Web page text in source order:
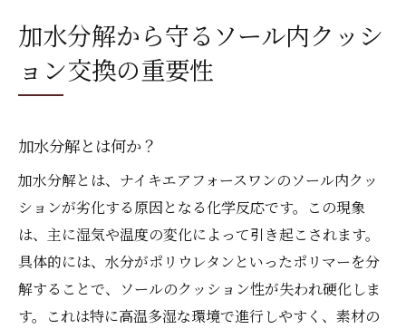
加水分解から守るソール内クッシ
ョン交換の重要性
加水分解とは何か？
加水分解とは、ナイキエアフォースワンのソール内クッ
ションが劣化する原因となる化学反応です。この現象
は、主に湿気や温度の変化によって引き起こされます。
具体的には、水分がポリウレタンといったポリマーを分
解することで、ソールのクッション性が失われ硬化しま
す。これは特に高温多湿な環境で進行しやすく、素材の